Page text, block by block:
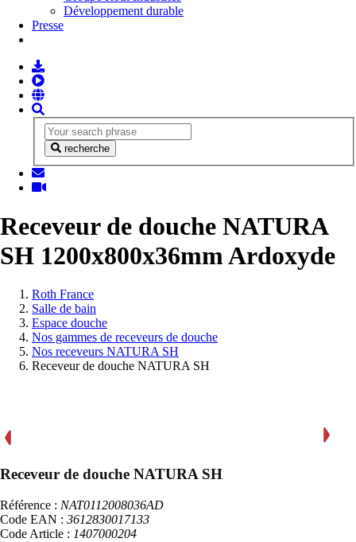
Développement durable
Presse
recherche
Receveur de douche NATURA
SH 1200x800x36mm Ardoxyde
Vous
Roth France
Salle de bain
Espace douche
Nos gammes de receveurs de douche
Nos receveurs NATURA SH
Receveur de douche NATURA SH
Receveur de douche NATURA SH
Référence : NAT0112008036AD
Code EAN : 3612830017133
Code Article : 1407000204